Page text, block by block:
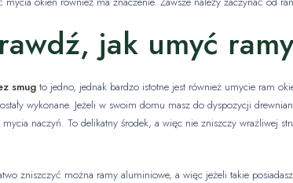
jak umyć
smug to jedno, jednak bardzo istotne jest również umycie ram
wykonane. Jeżeli w swoim domu masz do dyspozycji
mycia naczyń. To delikatny środek, a więc nie zniszczy wrażliwej
zniszczyć można ramy aluminiowe, a więc jeżeli takie